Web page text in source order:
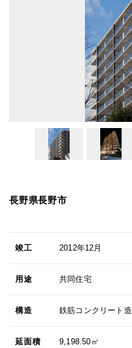
長野県長野市
竣工 2012年12月
用途 共同住宅
構造 鉄筋コンクリート造
延面積 9,198.50㎡